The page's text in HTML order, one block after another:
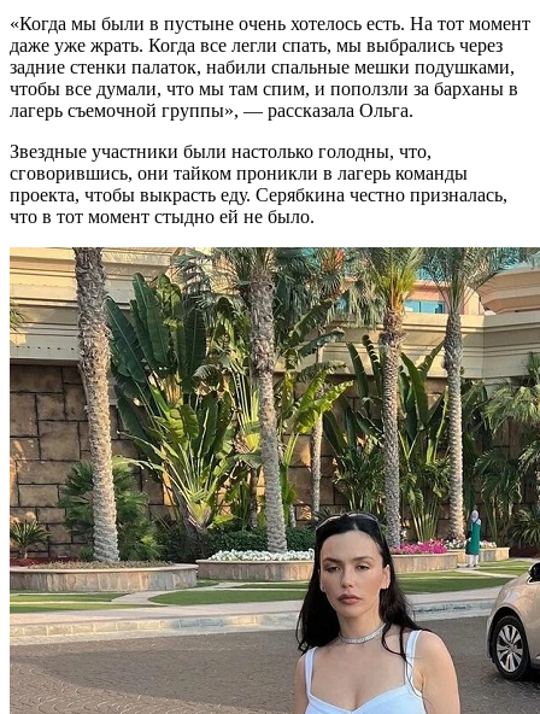
«Когда мы были в пустыне очень хотелось есть. На тот момент
даже уже жрать. Когда все легли спать, мы выбрались через
задние стенки палаток, набили спальные мешки подушками,
чтобы все думали, что мы там спим, и поползли за барханы в
лагерь съемочной группы», — рассказала Ольга.
Звездные участники были настолько голодны, что,
сговорившись, они тайком проникли в лагерь команды
проекта, чтобы выкрасть еду. Серябкина честно призналась,
что в тот момент стыдно ей не было.